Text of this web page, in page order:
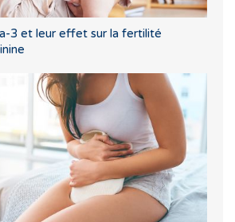
3 et leur effet sur la fertilité